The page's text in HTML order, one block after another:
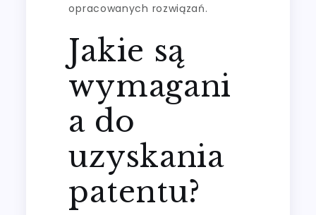
opracowanych rozwiązań.
Jakie są
wymagani
a do
uzyskania
patentu?